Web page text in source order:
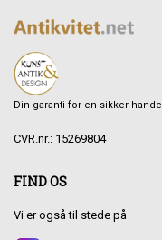
Din garanti for en sikker handel
CVR.nr.: 15269804
FIND OS
Vi er også til stede på